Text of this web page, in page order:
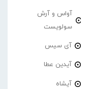
آواس و آرش
سولویست
آی سیس
آیدین عطا
آیشاه